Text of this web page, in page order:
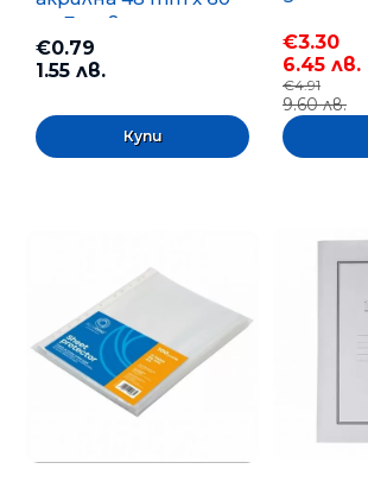
m, Безцветна
€0.79
1.55 лв.
€3.30
6.45 лв.
€4.91
9.60 лв.